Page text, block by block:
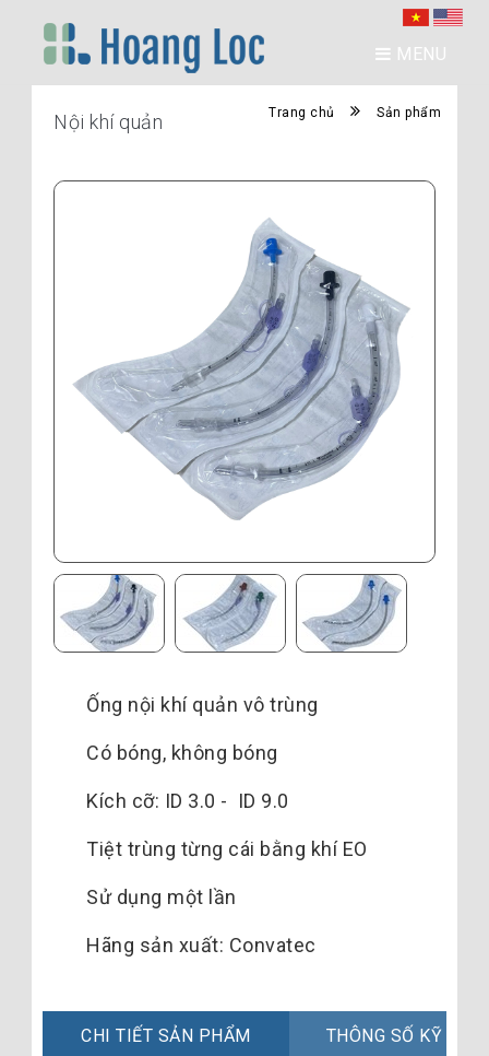
MENU
Trang chủ Sản phẩm
Nội khí quản
Ống nội khí quản vô trùng
Có bóng, không bóng
Kích cỡ: ID 3.0 - ID 9.0
Tiệt trùng từng cái bằng khí EO
Sử dụng một lần
Hãng sản xuất: Convatec
CHI TIẾT SẢN PHẨM THÔNG SỐ KỸ